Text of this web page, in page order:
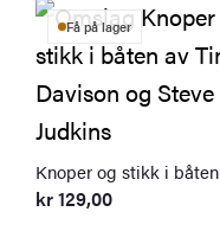
Få på lager
Knoper og stikk i båten
kr129,00